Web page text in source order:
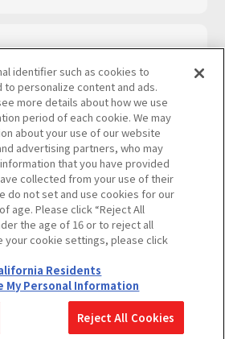
シャルメディアポリシー
の取り扱いに関する保護方針
Information著作権・商標について
する基本的な対応方針
コピーライト一覧を表示する
identifier such as cookies to
to personalize content and ads.
more details about how we use
period of each cookie. We may
about your use of our website
advertising partners, who may
that you have provided
collected from your use of their
do not set and use cookies for our
age. Please click “Reject All
the age of 16 or to reject all
your cookie settings, please click
Residents
My Personal Information
Reject All Cookies